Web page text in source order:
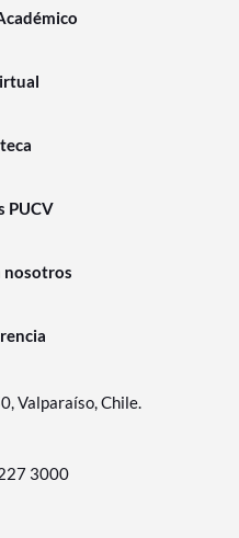
PUCV
nosotros
Valparaíso, Chile.
3000